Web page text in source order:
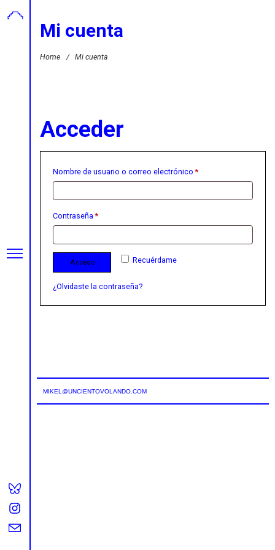
Mi cuenta
Home / Mi cuenta
Acceder
Nombre de usuario o correo electrónico*
Contraseña*
Recuérdame
Acceso
¿Olvidaste la contraseña?
MIKEL@UNCIENTOVOLANDO.COM